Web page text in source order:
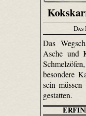
Das
Das
Asche und
besondere
sein
gestatten.